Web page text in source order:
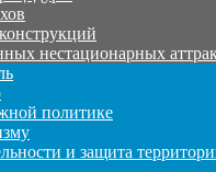
нестационарных
политике
и защита